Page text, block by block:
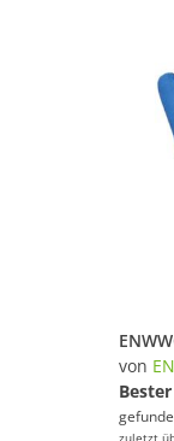
von
zuletzt